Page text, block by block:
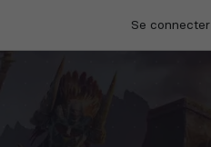
Se connecter